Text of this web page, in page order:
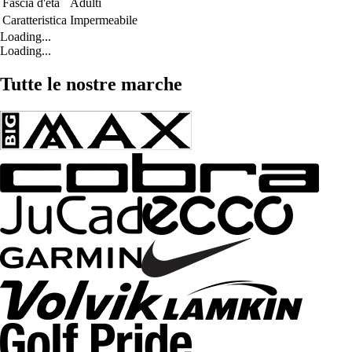
Fascia d'età
Adulti
Caratteristica Impermeabile
Loading...
Loading...
Tutte le nostre marche